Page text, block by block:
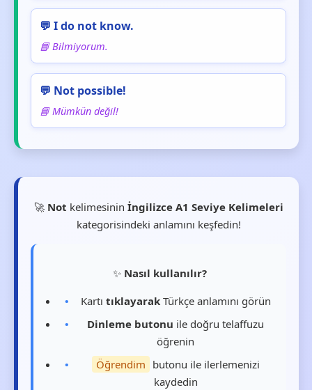
💬 I do not know.
📘 Bilmiyorum.
💬 Not possible!
📘 Mümkün değil!
🚀 Not kelimesinin İngilizce A1 Seviye Kelimeleri
kategorisindeki anlamını keşfedin!
✨ Nasıl kullanılır?
Kartı tıklayarakTürkçe anlamını görün
Dinleme butonu ile doğru telaffuzu
öğrenin
Öğrendim butonu ile ilerlemenizi
kaydedin